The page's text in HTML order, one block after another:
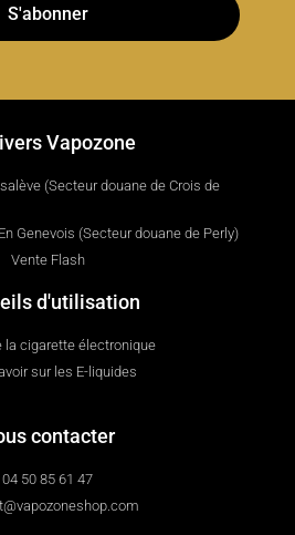
S'abonner
Vapozone
(Secteur douane de Crois de
Genevois (Secteur douane de Perly)
Vente Flash
d'utilisation
la cigarette électronique
sur les E-liquides
contacter
04 50 85 61 47